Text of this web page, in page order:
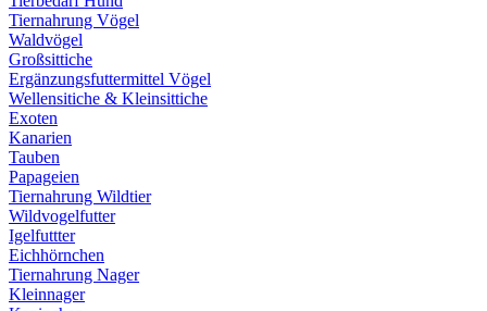
Tiernahrung Vögel
Waldvögel
Großsittiche
Ergänzungsfuttermittel Vögel
Wellensitiche & Kleinsittiche
Exoten
Kanarien
Tauben
Papageien
Tiernahrung Wildtier
Wildvogelfutter
Igelfuttter
Eichhörnchen
Tiernahrung Nager
Kleinnager